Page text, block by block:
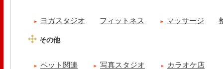
ヨガスタジオ フィットネス マッサージ
その他
ペット関連 写真スタジオ カラオケ店